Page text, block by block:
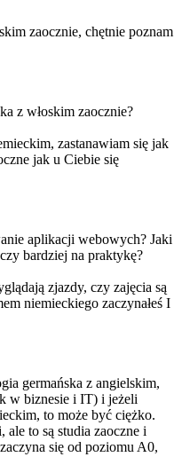
zaocznie, chętnie poznam
z włoskim zaocznie?
zastanawiam się jak
jak u Ciebie się
aplikacji webowych? Jaki
bardziej na praktykę?
zjazdy, czy zajęcia są
niemieckiego zaczynałeś I
germańska z angielskim,
w biznesie i IT) i jeżeli
to może być ciężko.
to są studia zaoczne i
się od poziomu A0,